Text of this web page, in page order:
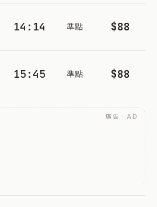
14:14 準點 $88
15:45 準點 $88
廣告 · AD